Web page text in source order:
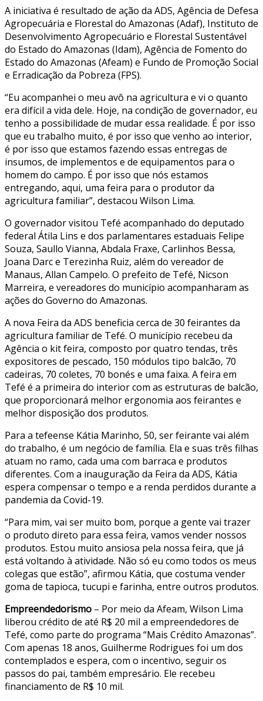
A iniciativa é resultado de ação da ADS, Agência de Defesa
Agropecuária e Florestal do Amazonas (Adaf), Instituto de
Desenvolvimento Agropecuário e Florestal Sustentável
do Estado do Amazonas (Idam), Agência de Fomento do
Estado do Amazonas (Afeam) e Fundo de Promoção Social
e Erradicação da Pobreza (FPS).
“Eu acompanhei o meu avô na agricultura e vi o quanto
era difícil a vida dele. Hoje, na condição de governador, eu
tenho a possibilidade de mudar essa realidade. É por isso
que eu trabalho muito, é por isso que venho ao interior,
é por isso que estamos fazendo essas entregas de
insumos, de implementos e de equipamentos para o
homem do campo. É por isso que nós estamos
entregando, aqui, uma feira para o produtor da
agricultura familiar”, destacou Wilson Lima.
O governador visitou Tefé acompanhado do deputado
federal Átila Lins e dos parlamentares estaduais Felipe
Souza, Saullo Vianna, Abdala Fraxe, Carlinhos Bessa,
Joana Darc e Terezinha Ruiz, além do vereador de
Manaus, Allan Campelo. O prefeito de Tefé, Nicson
Marreira, e vereadores do município acompanharam as
ações do Governo do Amazonas.
A nova Feira da ADS beneficia cerca de 30 feirantes da
agricultura familiar de Tefé. O município recebeu da
Agência o kit feira, composto por quatro tendas, três
expositores de pescado, 150 módulos tipo balcão, 70
cadeiras, 70 coletes, 70 bonés e uma faixa. A feira em
Tefé é a primeira do interior com as estruturas de balcão,
que proporcionará melhor ergonomia aos feirantes e
melhor disposição dos produtos.
Para a tefeense Kátia Marinho, 50, ser feirante vai além
do trabalho, é um negócio de família. Ela e suas três filhas
atuam no ramo, cada uma com barraca e produtos
diferentes. Com a inauguração da Feira da ADS, Kátia
espera compensar o tempo e a renda perdidos durante a
pandemia da Covid-19.
“Para mim, vai ser muito bom, porque a gente vai trazer
o produto direto para essa feira, vamos vender nossos
produtos. Estou muito ansiosa pela nossa feira, que já
está voltando à atividade. Não só eu como todos os meus
colegas que estão”, afirmou Kátia, que costuma vender
goma de tapioca, tucupi e farinha, entre outros produtos.
Empreendedorismo – Por meio da Afeam, Wilson Lima
liberou crédito de até R$ 20 mil a empreendedores de
Tefé, como parte do programa “Mais Crédito Amazonas”.
Com apenas 18 anos, Guilherme Rodrigues foi um dos
contemplados e espera, com o incentivo, seguir os
passos do pai, também empresário. Ele recebeu
financiamento de R$ 10 mil.